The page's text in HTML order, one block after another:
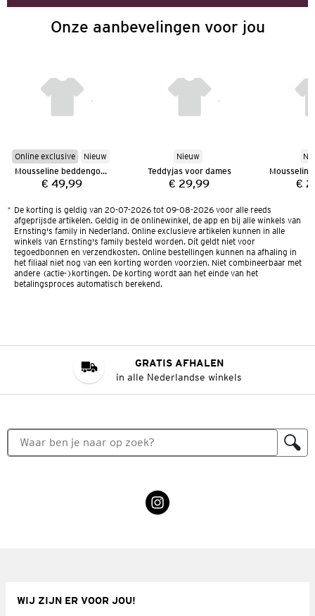
Onze aanbevelingen voor jou
Online exclusive
Nieuw
Mousseline beddengoed 135 x 200 cm
Prijs:
€ 49,99
Nieuw
Teddyjas voor dames
Prijs:
€ 29,99 €
* De korting is geldig van 20-07-2026 tot 09-08-2026 voor alle reeds
afgeprijsde artikelen. Geldig in de onlinewinkel, de app en bij alle winkels van
Ernsting's family in Nederland. Online exclusieve artikelen kunnen in alle
winkels van Ernsting's family besteld worden. Dit geldt niet voor
tegoedbonnen en verzendkosten. Online bestellingen kunnen na afhaling in
het filiaal niet nog van een korting worden voorzien. Niet combineerbaar met
andere (actie-)kortingen. De korting wordt aan het einde van het
betalingsproces automatisch berekend.
GRATIS AFHALEN
in alle Nederlandse winkels
WIJ ZIJN ER VOOR JOU!